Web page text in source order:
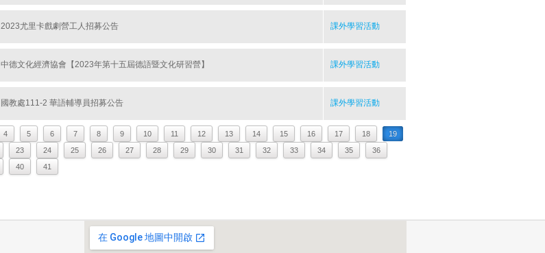
2023尤里卡戲劇營工人招募公告 課外學習活動
中德文化經濟協會【2023年第十五屆德語暨文化研習營】 課外學習活動
國教處111-2 華語輔導員招募公告 課外學習活動
4 5 6 7 8 9 10 11 12 13 14 15 16 17 18
19
23 24 25 26 27 28 29 30 31 32 33 34 35
36
40 41